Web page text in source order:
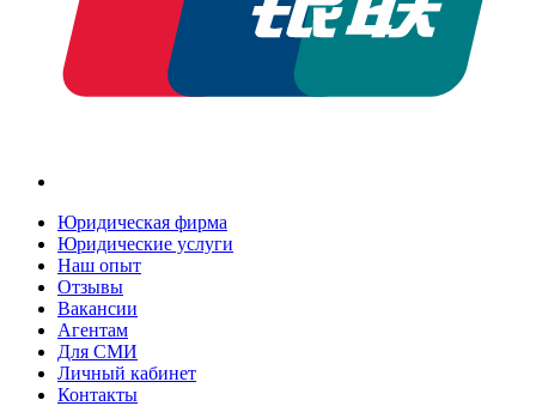
Юридическая фирма
Юридические услуги
Наш опыт
Отзывы
Вакансии
Агентам
Для СМИ
Личный кабинет
Контакты